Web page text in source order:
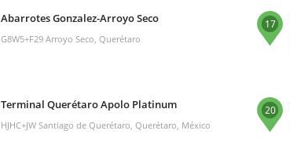
Abarrotes Gonzalez-Arroyo Seco
G8W5+F29 Arroyo Seco, Querétaro
17
Terminal Querétaro Apolo Platinum
HJHC+JW Santiago de Querétaro, Querétaro, México
20